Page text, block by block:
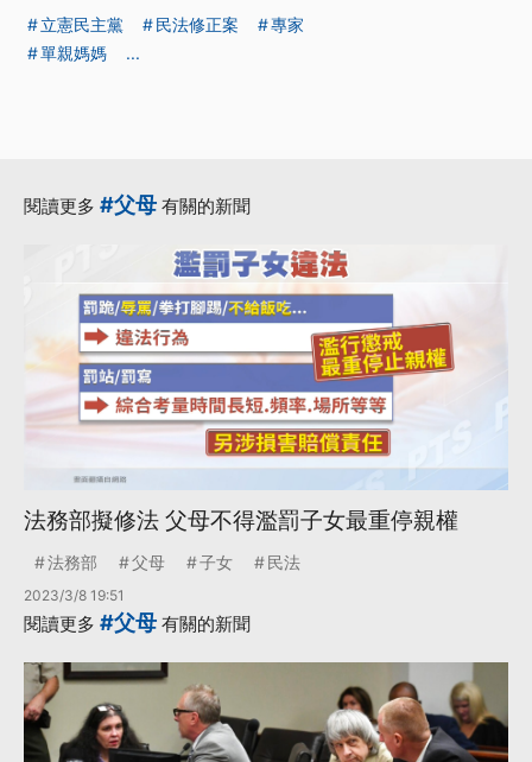
立憲民主黨
民法修正案
專家
單親媽媽
...
閱讀更多 #父母 有關的新聞
法務部擬修法 父母不得濫罰子女最重停親權
法務部 父母 子女 民法
2023/3/8 19:51
閱讀更多 #父母 有關的新聞